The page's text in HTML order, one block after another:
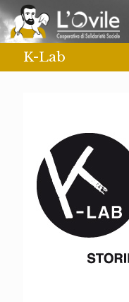
K-Lab